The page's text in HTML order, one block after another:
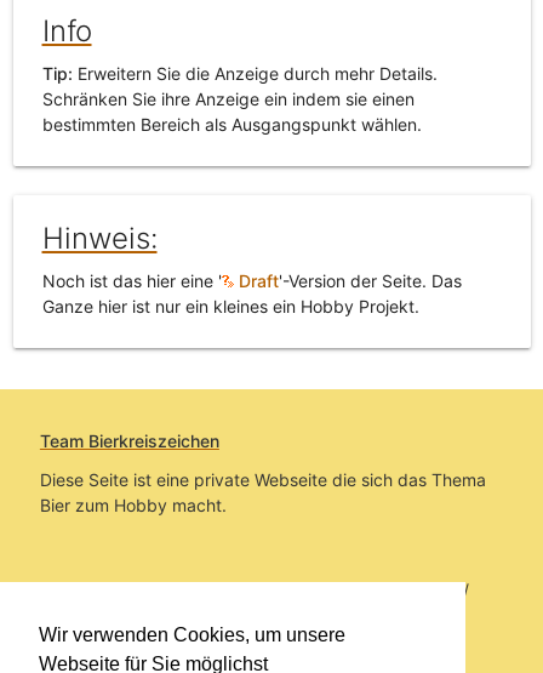
Wir verwenden Cookies, um unsere
Webseite für Sie möglichst
Info
Tip: Erweitern Sie die Anzeige durch mehr Details.
Schränken Sie ihre Anzeige ein indem sie einen
bestimmten Bereich als Ausgangspunkt wählen.
Hinweis:
Noch ist das hier eine ' Draft'-Version der Seite. Das
Ganze hier ist nur ein kleines ein Hobby Projekt.
Team Bierkreiszeichen
Diese Seite ist eine private Webseite die sich das Thema
Bier zum Hobby macht.
Sie befinden sich auf https://www.bierkreiszeichen.at/
im Pfad:Übers Bier/Brauereien/Fundstücke und
Informationen zu Pilsner Urquell